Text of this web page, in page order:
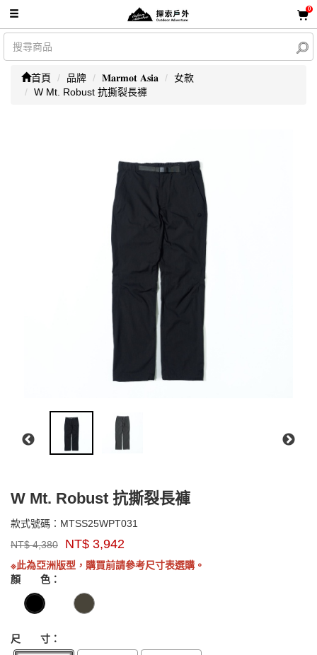
0
首頁 品牌 𝐌𝐚𝐫𝐦𝐨𝐭 𝐀𝐬𝐢𝐚
女款
W Mt. Robust 抗撕裂長褲
W Mt. Robust 抗撕裂長褲
款式號碼： MTSS25WPT031
牌：
Marmot
Asia
NT$4,380 NT$ 3,942
※此為亞洲版型，購買前請參考尺寸表選購。
顏 色：
尺 寸：